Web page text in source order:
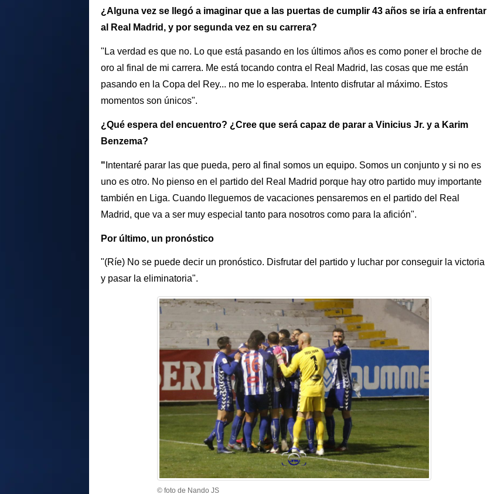
¿Alguna vez se llegó a imaginar que a las puertas de cumplir 43 años se iría a enfrentar
al Real Madrid, y por segunda vez en su carrera?
"La verdad es que no. Lo que está pasando en los últimos años es como poner el broche de
oro al final de mi carrera. Me está tocando contra el Real Madrid, las cosas que me están
pasando en la Copa del Rey... no me lo esperaba. Intento disfrutar al máximo. Estos
momentos son únicos".
¿Qué espera del encuentro? ¿Cree que será capaz de parar a Vinicius Jr. y a Karim
Benzema?
" Intentaré parar las que pueda, pero al final somos un equipo. Somos un conjunto y si no es
uno es otro. No pienso en el partido del Real Madrid porque hay otro partido muy importante
también en Liga. Cuando lleguemos de vacaciones pensaremos en el partido del Real
Madrid, que va a ser muy especial tanto para nosotros como para la afición".
Por último, un pronóstico
"(Ríe) No se puede decir un pronóstico. Disfrutar del partido y luchar por conseguir la victoria
y pasar la eliminatoria".
© foto de Nando JS